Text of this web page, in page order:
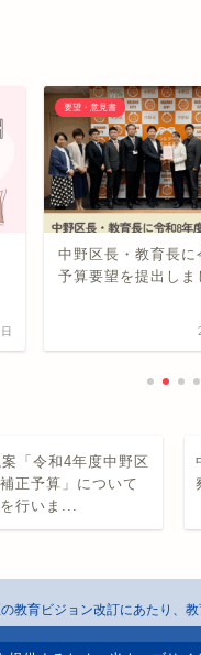
要望・意見書
中野区長・教育長に
予算要望を提出しま
「令和4年度中野区
正予算」について
行いま...
教育ビジョン改訂にあたり、